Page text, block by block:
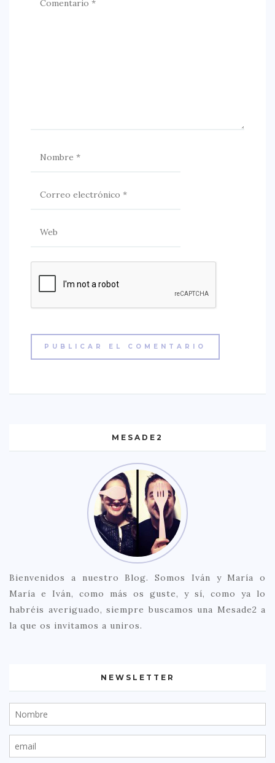
MESADE2
Bienvenidos a nuestro Blog. Somos Iván y María o
María e Iván, como más os guste, y sí, como ya lo
habréis averiguado, siempre buscamos una Mesade2 a
la que os invitamos a uniros.
NEWSLETTER